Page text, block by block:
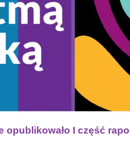
I część